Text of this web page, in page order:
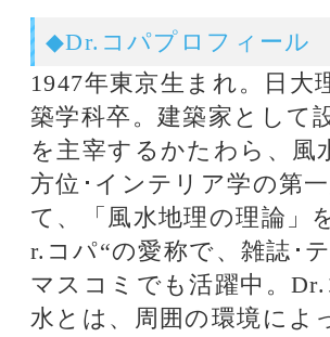
電話とメール鑑定のウラナ
Dr.コパの恋愛風水～経済的な
悩み～
Dr.コパの開運縁起～パソコン
は常に明るく光り輝かせよ～
Dr.コパのためになる～お掃除